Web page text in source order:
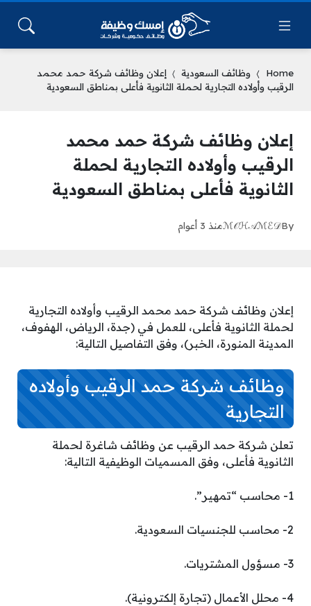
Home وظائف السعودية
إعلان وظائف شركة حمد محمد
الرقيب وأولاده التجارية لحملة الثانوية فأعلى بمناطق السعودية
إعلان وظائف شركة حمد محمد
الرقيب وأولاده التجارية لحملة
الثانوية فأعلى بمناطق السعودية
By
ℳ𝒪ℋ𝒜ℳℰ𝒟منذ 3 أعوام
إعلان وظائف شركة حمد محمد الرقيب وأولاده التجارية
لحملة الثانوية فأعلى، للعمل في (جدة، الرياض، الهفوف،
المدينة المنورة، الخبر)، وفق التفاصيل التالية:
وظائف شركة حمد الرقيب وأولاده
التجارية
تعلن شركة حمد الرقيب عن وظائف شاغرة لحملة
الثانوية فأعلى، وفق المسميات الوظيفية التالية:
1- محاسب “تمهير”.
2- محاسب للجنسيات السعودية.
3- مسؤول المشتريات.
4- محلل الأعمال (تجارة إلكترونية).